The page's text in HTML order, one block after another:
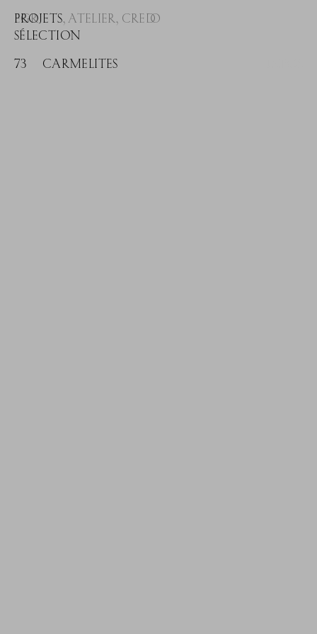
EGR
PROJETS, ATELIER, CREDO
SÉLECTION
73
CARMELITES